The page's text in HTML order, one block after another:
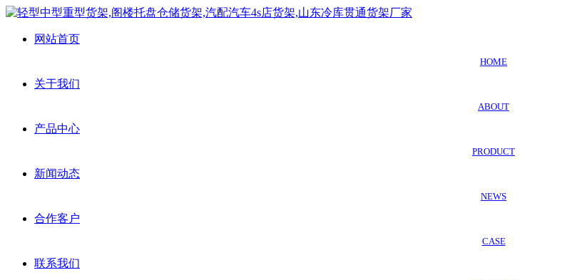
网站首页
HOME
关于我们
ABOUT
产品中心
PRODUCT
新闻动态
NEWS
合作客户
CASE
联系我们